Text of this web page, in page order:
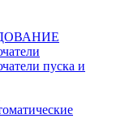
пуска и